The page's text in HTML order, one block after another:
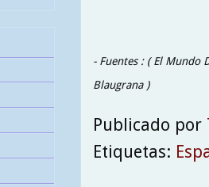
- Fuentes : ( El Mundo
Blaugrana )
Publicado por
Etiquetas: